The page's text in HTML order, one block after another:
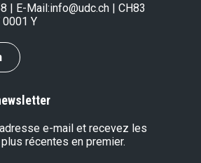
| E-Mail:info@udc.ch | CH83
Y
e-mail et recevez les
récentes en premier.